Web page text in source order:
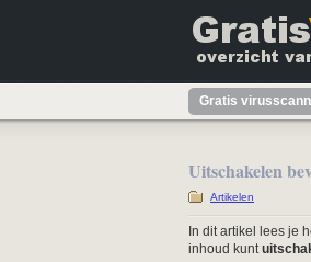
Gratis
Uitschakelen
Artikelen
In dit artikel lees je
inhoud kunt